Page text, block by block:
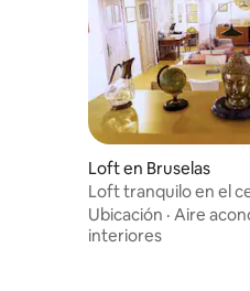
Loft en Bruselas
Loft tranquilo en el
Ubicación · Aire
interiores